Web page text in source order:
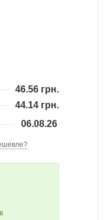
46.56 грн.
44.14 грн.
06.08.26